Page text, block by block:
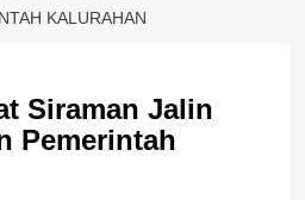
KALURAHAN
Siraman Jalin
Pemerintah